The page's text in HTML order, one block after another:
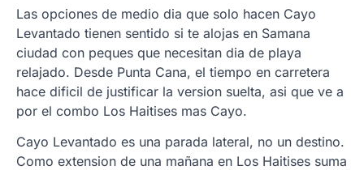
Las opciones de medio dia que solo hacen Cayo
Levantado tienen sentido si te alojas en Samana
ciudad con peques que necesitan dia de playa
relajado. Desde Punta Cana, el tiempo en carretera
hace dificil de justificar la version suelta, asi que ve a
por el combo Los Haitises mas Cayo.
Cayo Levantado es una parada lateral, no un destino.
Como extension de una mañana en Los Haitises suma